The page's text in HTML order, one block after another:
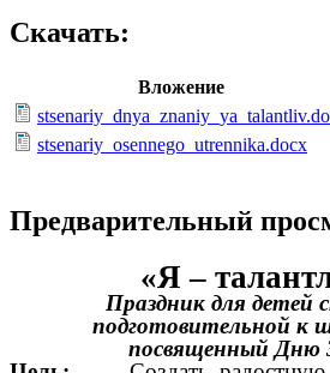
Скачать:
Вложение
stsenariy_osennego_utrennika.docx
Предварительный
«Я –
Праздник для детей
подготовительной к
посвященный Дню